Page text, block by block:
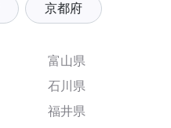
京都府
富山県
石川県
福井県